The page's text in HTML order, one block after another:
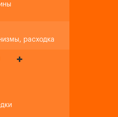
расходка